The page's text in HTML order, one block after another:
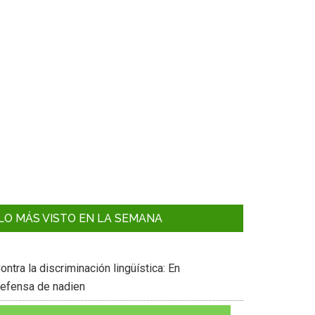
MÁS VISTO EN LA SEMANA
la discriminación lingüística: En
de nadien